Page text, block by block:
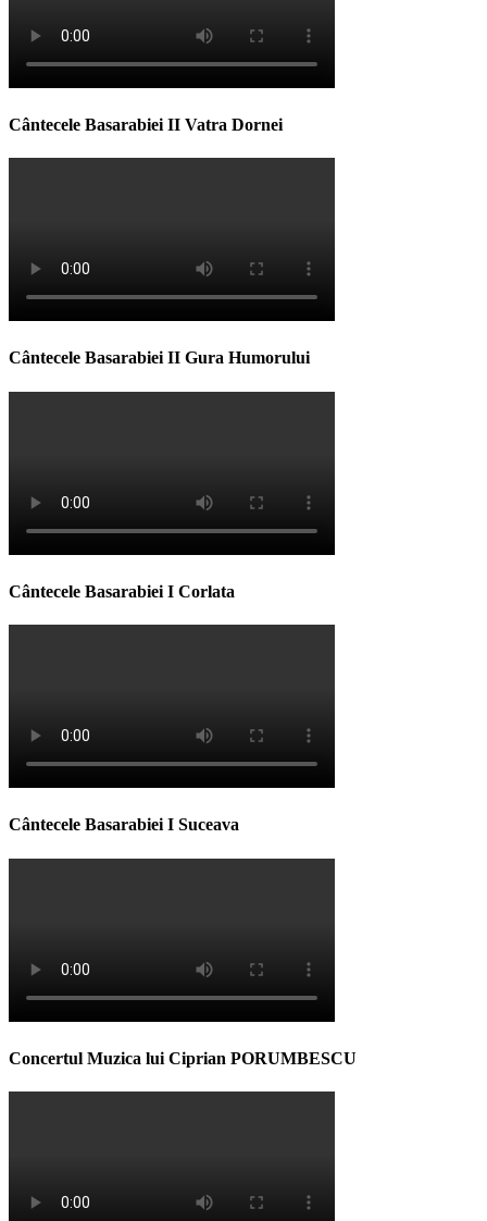
Cântecele Basarabiei II Vatra Dornei
Cântecele Basarabiei II Gura Humorului
Cântecele Basarabiei I Corlata
Cântecele Basarabiei I Suceava
Concertul Muzica lui Ciprian PORUMBESCU